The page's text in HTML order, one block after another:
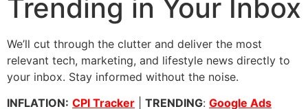
Trending in Your Inbox
We’ll cut through the clutter and deliver the most
relevant tech, marketing, and lifestyle news directly to
your inbox. Stay informed without the noise.
INFLATION: CPI Tracker TRENDING: Google Ads